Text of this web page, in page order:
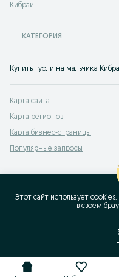
Кибрай
КАТЕГОРИЯ
Карта сайта
Карта регионов
Карта бизнес-страницы
Популярные запросы
Этот сайт использует
в своeм